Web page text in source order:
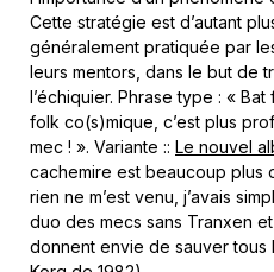
Cette stratégie est d’autant
généralement pratiquée par
leurs mentors, dans le but de
l’échiquier. Phrase type : «
folk co(s)mique, c’est plus
mec ! ». Variante :: Le nouvel
cachemire est beaucoup plus
rien ne m’est venu, j’avais
duo des mecs sans Tranxen
donnent envie de sauver tous